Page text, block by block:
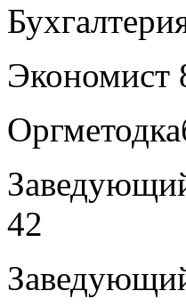
Экономист
42